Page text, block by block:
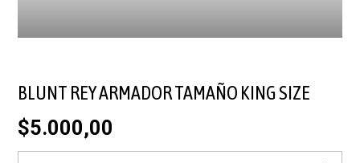
BLUNT REY ARMADOR TAMAÑO KING SIZE
$5.000,00